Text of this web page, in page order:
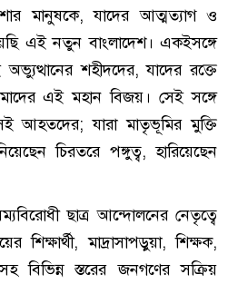
মানুষকে, যাদের আত্মত্যাগ ও
এই নতুন বাংলাদেশ। একইসঙ্গে
শহীদদের, যাদের রক্তে
এই মহান বিজয়। সেই সঙ্গে
আহতদের; যারা মাতৃভূমির মুক্তি
চিরতরে পঙ্গুত্ব, হারিয়েছেন
ছাত্র আন্দোলনের নেতৃত্বে
শিক্ষার্থী, মাদ্রাসাপড়ুয়া, শিক্ষক,
বিভিন্ন স্তরের জনগণের সক্রিয়